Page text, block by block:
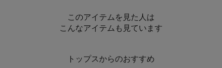
このアイテムを見た人は
こんなアイテムも見ています
トップスからのおすすめ